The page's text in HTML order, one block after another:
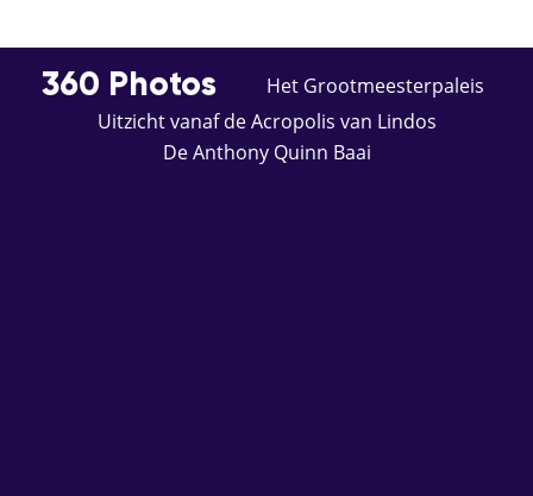
360 Photos
Het Grootmeesterpaleis
Uitzicht vanaf de Acropolis van Lindos
De Anthony Quinn Baai